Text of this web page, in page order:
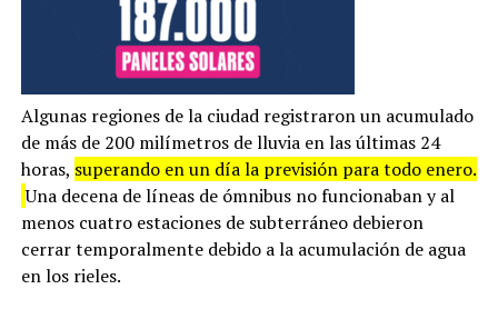
Algunas regiones de la ciudad registraron un acumulado
de más de 200 milímetros de lluvia en las últimas 24
horas, superando en un día la previsión para todo enero.
Una decena de líneas de ómnibus no funcionaban y al
menos cuatro estaciones de subterráneo debieron
cerrar temporalmente debido a la acumulación de agua
en los rieles.